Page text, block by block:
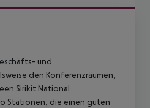
und
den Konferenzräumen,
Sirikit National
Stationen, die einen guten